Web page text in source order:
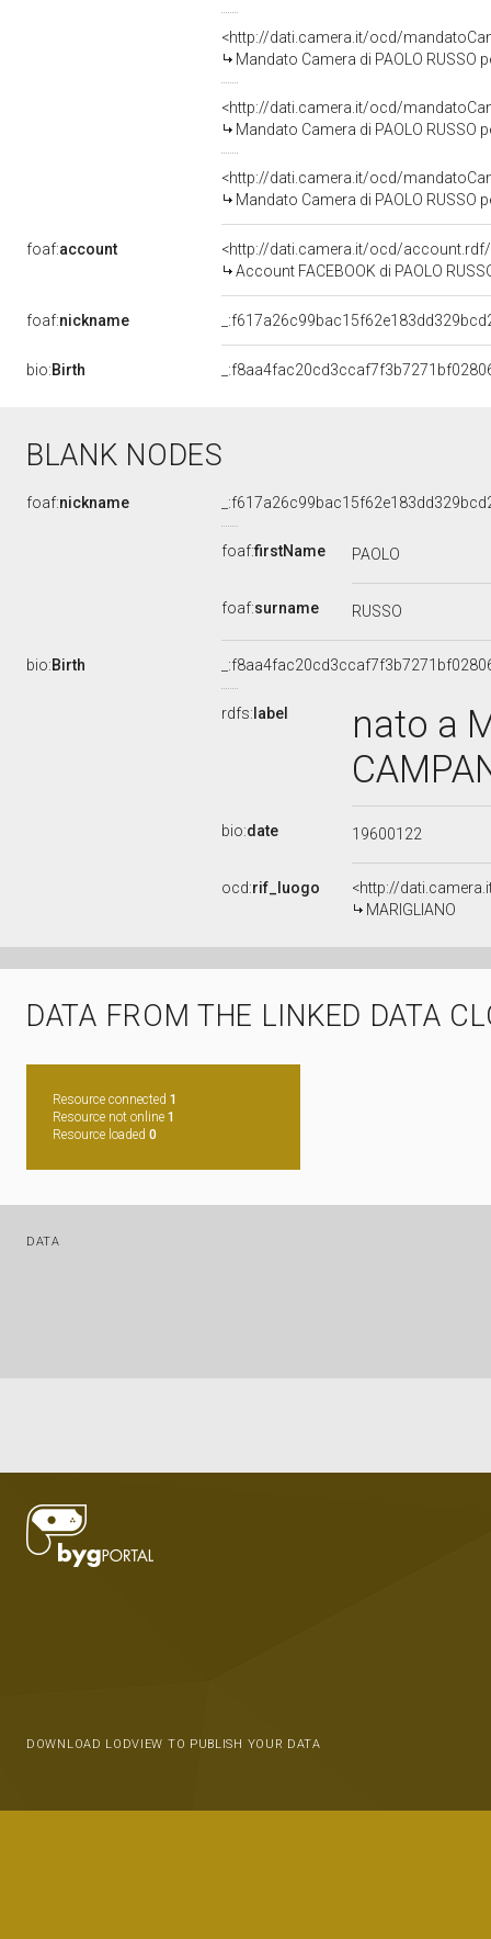
<http://dati.camera.it/ocd/
Mandato Camera di PAOLO RUSSO
<http://dati.camera.it/ocd/
Mandato Camera di PAOLO RUSSO
<http://dati.camera.it/ocd/
Mandato Camera di PAOLO RUSSO
foaf:account
<http://dati.camera.it/ocd/
Account FACEBOOK di PAOLO
foaf:nickname
bio:Birth
BLANK NODES
foaf:nickname
foaf:firstName PAOLO
foaf:surname RUSSO
bio:Birth
rdfs: label
nato a
bio:date 19600122
ocd:rif_luogo
<http://
MARIGLIANO
DATA FROM THE LINKED DATA
Resource connected 1
Resource not online 1
Resource loaded 0
DATA
DOWNLOAD LODVIEW TO PUBLISH YOUR DATA